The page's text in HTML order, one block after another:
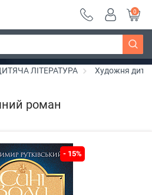
~ 250 грн ~
Дізнатись більше
0
ЛІТЕРАТУРА Художня
роман
- 15%